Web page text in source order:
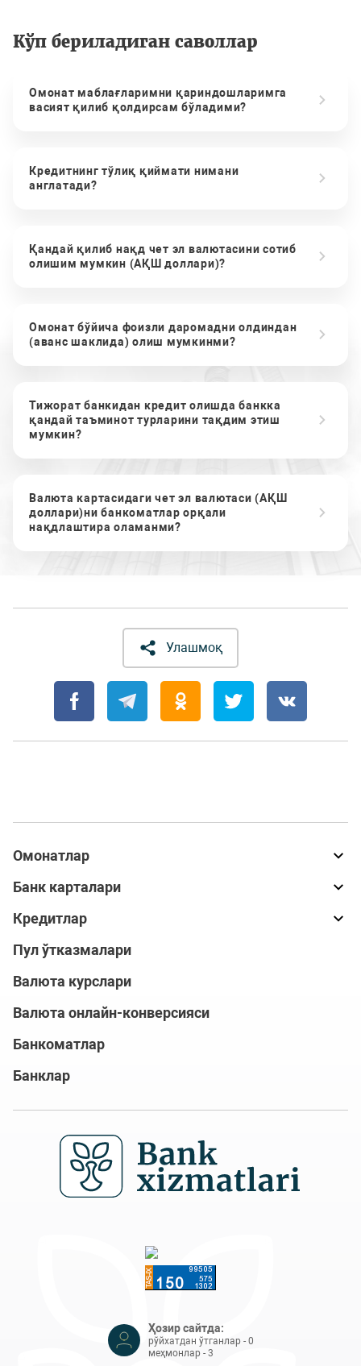
Кўп бериладиган саволлар
Омонат маблағларимни қариндошларимга
васият қилиб қолдирсам бўладими?
Кредитнинг тўлиқ қиймати нимани
англатади?
Қандай қилиб нақд чет эл валютасини сотиб
олишим мумкин (АҚШ доллари)?
Омонат бўйича фоизли даромадни олдиндан
(аванс шаклида) олиш мумкинми?
Тижорат банкидан кредит олишда банкка
қандай таъминот турларини тақдим этиш
мумкин?
Валюта картасидаги чет эл валютаси (АҚШ
доллари)ни банкоматлар орқали
нақдлаштира оламанми?
Улашмоқ
Омонатлар
Банк карталари
Кредитлар
Пул ўтказмалари
Валюта курслари
Валюта онлайн-конверсияси
Банкоматлар
Банклар
Ҳозир сайтда:
рўйхатдан ўтганлар - 0
меҳмонлар - 3